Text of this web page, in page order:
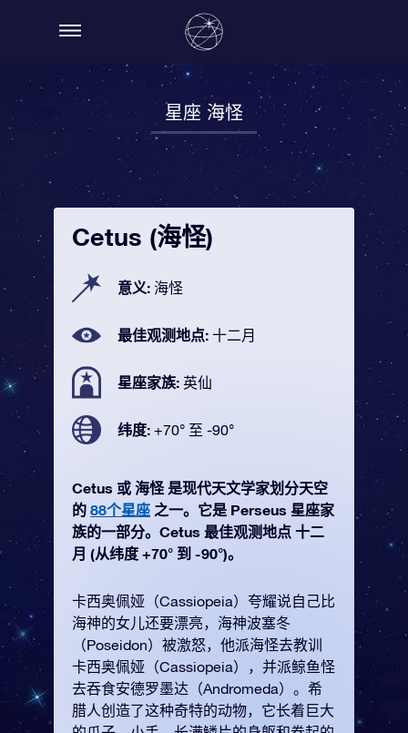
星座 海怪
Cetus (海怪)
意义: 海怪
最佳观测地点: 十二月
星座家族: 英仙
纬度: +70° 至 -90°
Cetus 或 海怪 是现代天文学家划分天空
的 88个星座 之一。它是 Perseus 星座家
族的一部分。Cetus 最佳观测地点 十二
月 (从纬度 +70° 到 -90°)。
卡西奥佩娅（Cassiopeia）夸耀说自己比
海神的女儿还要漂亮，海神波塞冬
（Poseidon）被激怒，他派海怪去教训
卡西奥佩娅（Cassiopeia），并派鲸鱼怪
去吞食安德罗墨达（Andromeda）。希
腊人创造了这种奇特的动物，它长着巨大